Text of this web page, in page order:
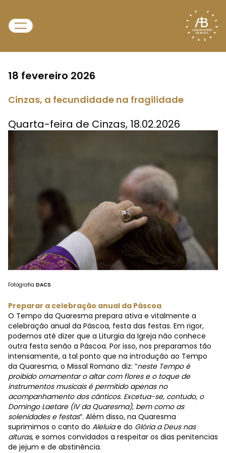
18 fevereiro 2026
Cinzas, a fecundidade na fragilidade
Quarta-feira de Cinzas, 18.02.2026
Fotografia DACS
Preparar a celebração anual da Páscoa
O Tempo da Quaresma prepara ativa e vitalmente a
celebração anual da Páscoa, festa das festas. Em rigor,
podemos até dizer que a Liturgia da Igreja não conhece
outra festa senão a Páscoa. Por isso, nos preparamos tão
intensamente, a tal ponto que na introdução ao Tempo
da Quaresma, o Missal Romano diz: “neste Tempo é
proibido ornamentar o altar com flores e o toque de
instrumentos musicais é permitido apenas no
acompanhamento dos cânticos. Excetua-se, contudo, o
Domingo Laetare (IV da Quaresma), bem como as
solenidades e festas”. Além disso, na Quaresma
suprimimos o canto do Aleluiae do Glória a Deus nas
alturas, e somos convidados a respeitar os dias penitencias
de jejum e de abstinência.